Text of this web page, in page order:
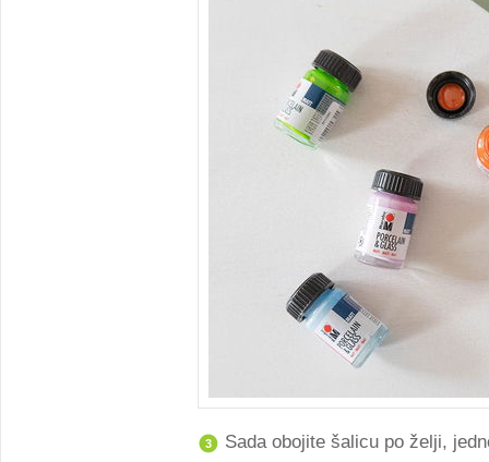
3 Sada obojite šalicu po želji,